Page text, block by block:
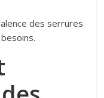
des serrures